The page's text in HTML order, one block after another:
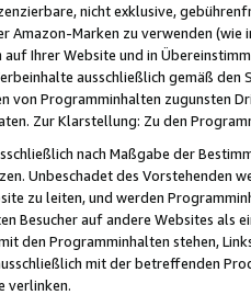
nicht exklusive,
Amazon-Marken zu verwenden
Ihrer Website und in
ausschließlich gemäß
von Programminhalten zugunsten
Zur Klarstellung: Zu den
nach Maßgabe der
Unbeschadet des Vorstehenden
zu leiten, und werden
Besucher auf andere Websites als
den Programminhalten stehen,
mit der betreffenden
verlinken.